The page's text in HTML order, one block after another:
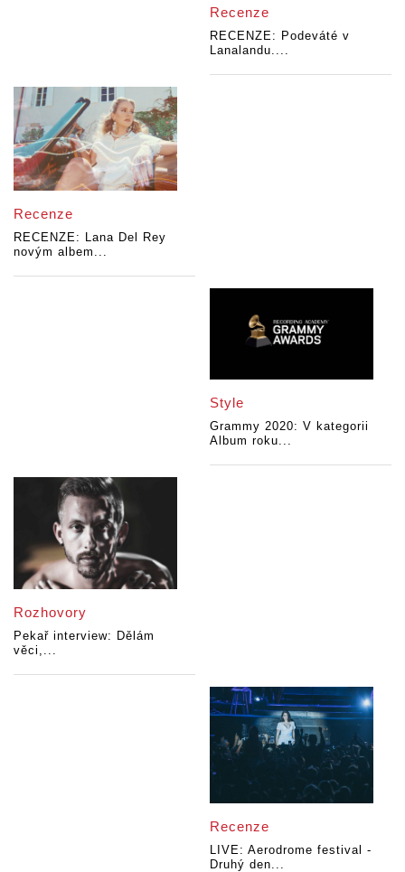
Recenze
RECENZE: Podeváté v
Lanalandu....
Recenze
RECENZE: Lana Del Rey
novým albem...
Style
Grammy 2020: V kategorii
Album roku...
Rozhovory
Pekař interview: Dělám
věci,...
Recenze
LIVE: Aerodrome festival -
Druhý den...